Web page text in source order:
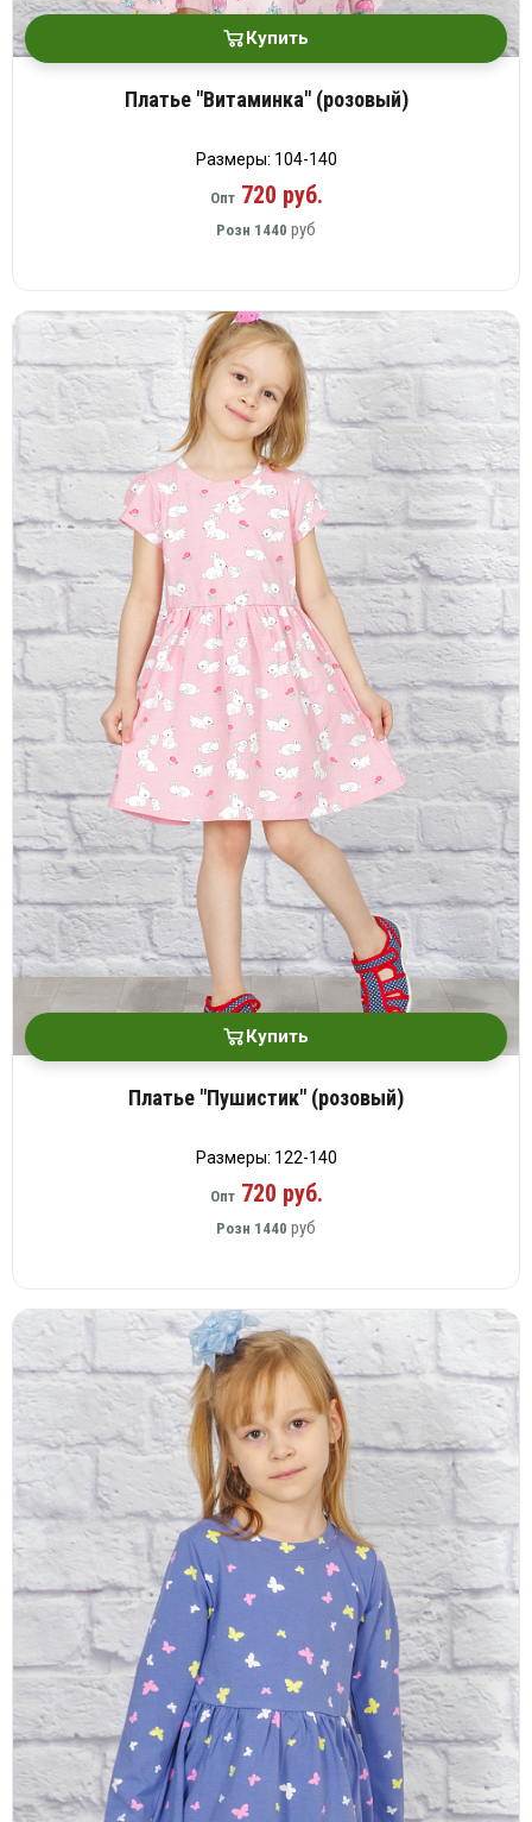
Купить
Платье "Витаминка" (розовый)
Размеры: 104-140
Опт720 руб.
Розн 1440 руб
Купить
Платье "Пушистик" (розовый)
Размеры: 122-140
Опт720 руб.
Розн 1440 руб